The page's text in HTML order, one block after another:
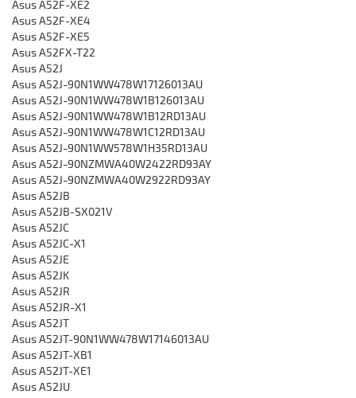
Asus A52F-XE2
Asus A52F-XE4
Asus A52F-XE5
Asus A52FX-T22
Asus A52J
Asus A52J-90N1WW478W17126013AU
Asus A52J-90N1WW478W1B126013AU
Asus A52J-90N1WW478W1B12RD13AU
Asus A52J-90N1WW478W1C12RD13AU
Asus A52J-90N1WW578W1H35RD13AU
Asus A52J-90NZMWA40W2422RD93AY
Asus A52J-90NZMWA40W2922RD93AY
Asus A52JB
Asus A52JB-SX021V
Asus A52JC
Asus A52JC-X1
Asus A52JE
Asus A52JK
Asus A52JR
Asus A52JR-X1
Asus A52JT
Asus A52JT-90N1WW478W17146013AU
Asus A52JT-XB1
Asus A52JT-XE1
Asus A52JU